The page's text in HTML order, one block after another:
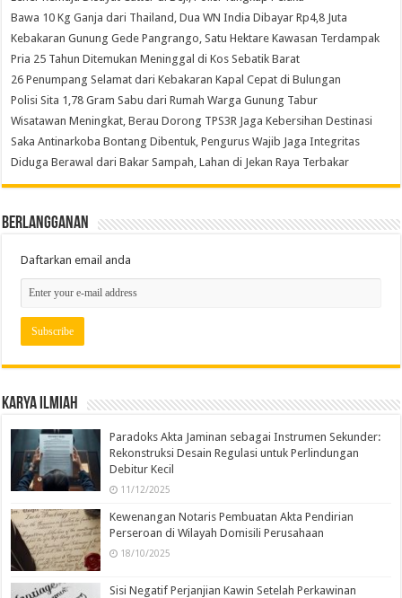
Bawa 10 Kg Ganja dari Thailand, Dua WN India Dibayar Rp4,8 Juta
Kebakaran Gunung Gede Pangrango, Satu Hektare Kawasan Terdampak
Pria 25 Tahun Ditemukan Meninggal di Kos Sebatik Barat
26 Penumpang Selamat dari Kebakaran Kapal Cepat di Bulungan
Polisi Sita 1,78 Gram Sabu dari Rumah Warga Gunung Tabur
Wisatawan Meningkat, Berau Dorong TPS3R Jaga Kebersihan Destinasi
Saka Antinarkoba Bontang Dibentuk, Pengurus Wajib Jaga Integritas
Diduga Berawal dari Bakar Sampah, Lahan di Jekan Raya Terbakar
Berlangganan
Daftarkan email anda
Karya Ilmiah
Paradoks Akta Jaminan sebagai Instrumen Sekunder:
Rekonstruksi Desain Regulasi untuk Perlindungan
Debitur Kecil
11/12/2025
Kewenangan Notaris Pembuatan Akta Pendirian
Perseroan di Wilayah Domisili Perusahaan
18/10/2025
Sisi Negatif Perjanjian Kawin Setelah Perkawinan